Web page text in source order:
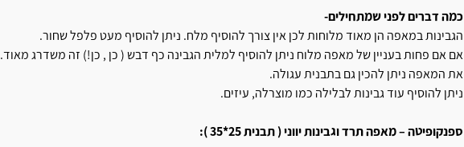
כמה דברים לפני שמתחילים-
הגבינות במאפה הן מאוד מלוחות לכן אין צורך להוסיף מלח. ניתן להוסיף מעט פלפל שחור.
אם אם פחות בעניין של מאפה מלוח ניתן להוסיף למלית הגבינה כף דבש ( כן , כן!) זה משדרג מאוד.
את המאפה ניתן להכין גם בתבנית עגולה.
ניתן להוסיף עוד גבינות לבלילה כמו מוצרלה, עיזים.
ספנקופיטה – מאפה תרד וגבינות יווני ( תבנית 25*35 ):